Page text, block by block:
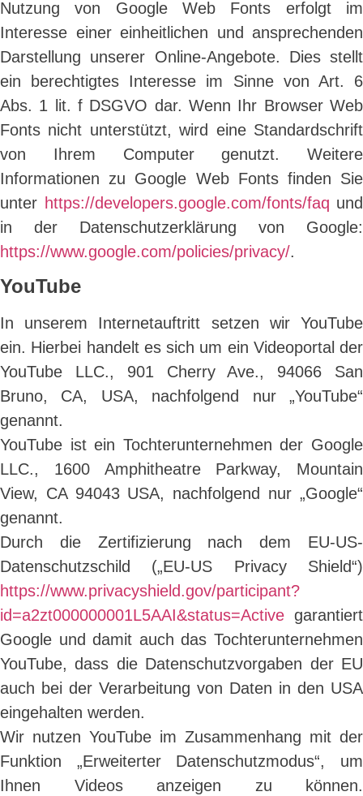
Nutzung von Google Web Fonts erfolgt im
Interesse einer einheitlichen und ansprechenden
Darstellung unserer Online-Angebote. Dies stellt
ein berechtigtes Interesse im Sinne von Art. 6
Abs. 1 lit. f DSGVO dar. Wenn Ihr Browser Web
Fonts nicht unterstützt, wird eine Standardschrift
von Ihrem Computer genutzt. Weitere
Informationen zu Google Web Fonts finden Sie
unter https://developers.google.com/fonts/faq und
in der Datenschutzerklärung von Google:
https://www.google.com/policies/privacy/.
YouTube
In unserem Internetauftritt setzen wir YouTube
ein. Hierbei handelt es sich um ein Videoportal der
YouTube LLC., 901 Cherry Ave., 94066 San
Bruno, CA, USA, nachfolgend nur „YouTube“
genannt.
YouTube ist ein Tochterunternehmen der Google
LLC., 1600 Amphitheatre Parkway, Mountain
View, CA 94043 USA, nachfolgend nur „Google“
genannt.
Durch die Zertifizierung nach dem EU-US-
Datenschutzschild („EU-US Privacy Shield“)
https://www.privacyshield.gov/participant?
id=a2zt000000001L5AAI&status=Active garantiert
Google und damit auch das Tochterunternehmen
YouTube, dass die Datenschutzvorgaben der EU
auch bei der Verarbeitung von Daten in den USA
eingehalten werden.
Wir nutzen YouTube im Zusammenhang mit der
Funktion „Erweiterter Datenschutzmodus“, um
Ihnen Videos anzeigen zu können.